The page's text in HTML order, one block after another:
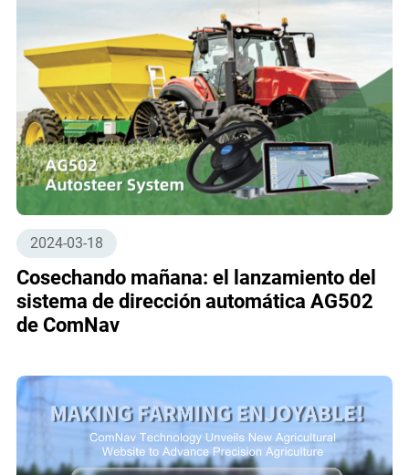
2024-03-18
Cosechando mañana: el lanzamiento del
sistema de dirección automática AG502
de ComNav